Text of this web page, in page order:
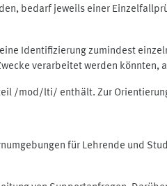
bedarf jeweils einer
Identifizierung zumindest
verarbeitet werden könnten,
/mod/lti/ enthält. Zur
für Lehrende und